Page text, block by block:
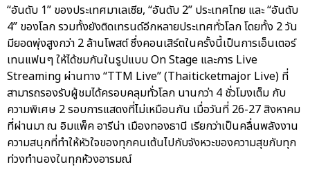
“อันดับ 1” ของประเทศมาเลเซีย, “อันดับ 2” ประเทศไทย และ “อันดับ
4” ของโลก รวมทั้งยังติดเทรนด์อีกหลายประเทศทั่วโลก โดยทั้ง 2 วัน
มียอดพุ่งสูงกว่า 2 ล้านโพสต์ ซึ่งคอนเสิร์ตในครั้งนี้เป็นการเอ็นเตอร์
เทนแฟนๆ ให้ได้ชมกันในรูปแบบ On Stage และการ Live
Streaming ผ่านทาง “TTM Live” (Thaiticketmajor Live) ที่
สามารถรองรับผู้ชมได้ครอบคลุมทั่วโลก นานกว่า 4 ชั่วโมงเต็ม กับ
ความพิเศษ 2 รอบการแสดงที่ไม่เหมือนกัน เมื่อวันที่ 26-27 สิงหาคม
ที่ผ่านมา ณ อิมแพ็ค อารีน่า เมืองทองธานี เรียกว่าเป็นคลื่นพลังงาน
ความสนุกที่ทำให้หัวใจของทุกคนเต้นไปกับจังหวะของความสุขกับทุก
ท่วงทำนองในทุกห้วงอารมณ์